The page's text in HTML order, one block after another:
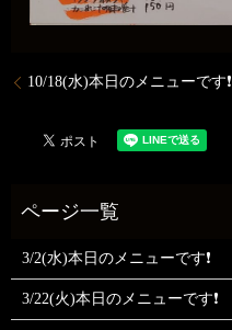
10/18(水)本日のメニューです❗
3/2(水)本日のメニューです❗
3/22(火)本日のメニューです❗